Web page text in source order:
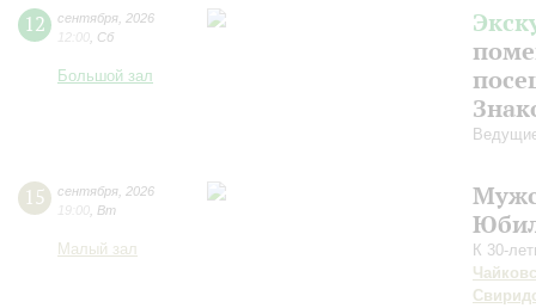
12 сентября 2026
12:00 Сб
Большой зал
15 сентября 2026
19:00 Вт
Малый зал
К 30-